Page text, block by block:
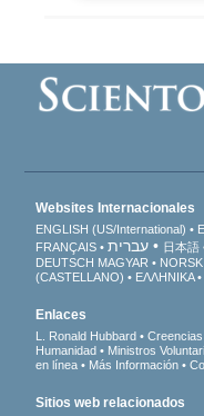
Websites Internacionales
ENGLISH (US/International)
FRANÇAIS
עברית 日本語
DEUTSCH MAGYAR NORSK
(CASTELLANO)
ΕΛΛΗΝΙΚA
Enlaces
L. Ronald Hubbard
Humanidad
Ministros
en línea
Más Información
Sitios web relacionados